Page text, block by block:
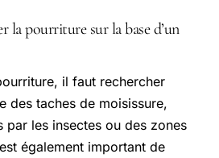
la pourriture sur la base d’un
il faut rechercher
des taches de moisissure,
par les insectes ou des zones
également important de